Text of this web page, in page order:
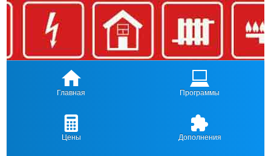
Главная Программы
Цены Дополнения